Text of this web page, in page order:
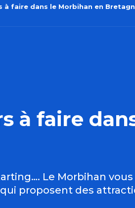
faire dans le Morbihan en
à faire
Le Morbihan
proposent des